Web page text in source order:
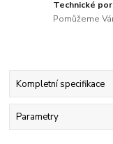
Technické
Pomůžeme
Kompletní specifikace
Parametry